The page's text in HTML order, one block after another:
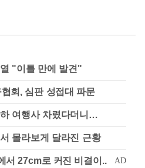
"이틀 만에 발견"
회, 심판 성접대 파문
여행사 차렸다더니…
몰라보게 달라진 근황